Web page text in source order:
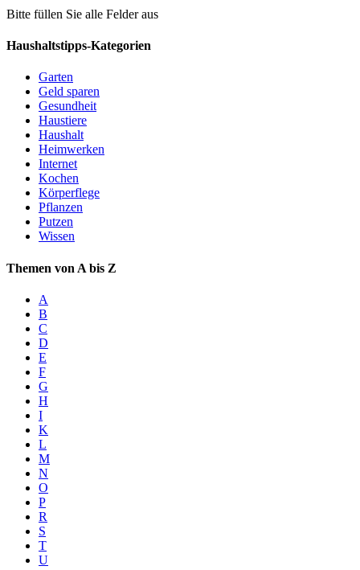
Bitte füllen Sie alle Felder aus
Haushaltstipps-Kategorien
Garten
Geld sparen
Gesundheit
Haustiere
Haushalt
Heimwerken
Internet
Kochen
Körperflege
Pflanzen
Putzen
Wissen
Themen von A bis Z
A
B
C
D
E
F
G
H
I
K
L
M
N
O
P
R
S
T
U